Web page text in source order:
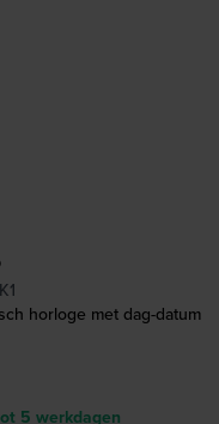
horloge met dag-datum
5 werkdagen